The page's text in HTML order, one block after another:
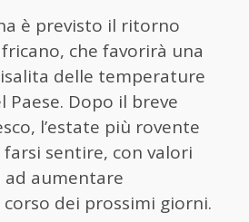
è previsto il ritorno
che favorirà una
delle temperature
Paese. Dopo il breve
l’estate più rovente
sentire, con valori
aumentare
dei prossimi giorni.